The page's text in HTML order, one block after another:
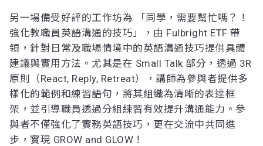
另一場備受好評的工作坊為 「同學，需要幫忙嗎？！
強化教職員英語溝通的技巧」，由 Fulbright ETF 帶
領，針對日常及職場情境中的英語溝通技巧提供具體
建議與實用方法。尤其是在 Small Talk 部分，透過 3R
原則（React, Reply, Retreat），講師為參與者提供多
樣化的範例和練習語句，將其組織為清晰的表達框
架，並引導職員透過分組練習有效提升溝通能力。參
與者不僅強化了實務英語技巧，更在交流中共同進
步，實現 GROW and GLOW！